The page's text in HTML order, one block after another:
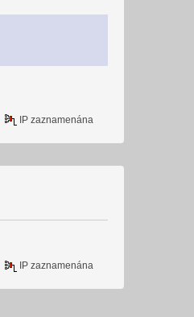
IP zaznamenána
IP zaznamenána